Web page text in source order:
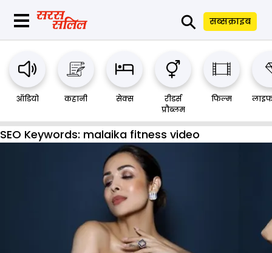
⚲ सब्सक्राइब
ऑडियो कहानी सेक्स
रीडर्स
प्रौब्लम
फिल्म
SEO Keywords: malaika fitness video